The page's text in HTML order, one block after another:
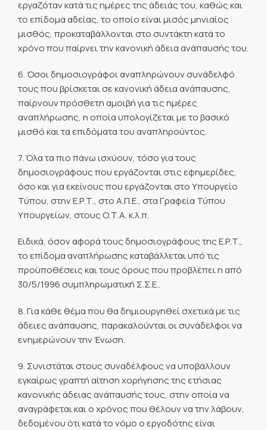
εργαζόταν κατά τις ημέρες της άδειάς του, καθώς και
το επίδομα αδείας, το οποίο είναι μισός μηνιαίος
μισθός, προκαταβάλλονται στο συντάκτη κατά το
χρόνο που παίρνει την κανονική άδεια ανάπαυσής του.
6. Όσοι δημοσιογράφοι αναπληρώνουν συνάδελφό
τους που βρίσκεται σε κανονική άδεια ανάπαυσης,
παίρνουν πρόσθετη αμοιβή για τις ημέρες
αναπλήρωσης, η οποία υπολογίζεται με το βασικό
μισθό και τα επιδόματα του αναπληρούντος.
7. Όλα τα πιο πάνω ισχύουν, τόσο για τους
δημοσιογράφους που εργάζονται στις εφημερίδες,
όσο και για εκείνους που εργάζονται στο Υπουργείο
Τύπου, στην Ε.Ρ.Τ., στο Α.Π.Ε., στα Γραφεία Τύπου
Υπουργείων, στους Ο.Τ.Α. κ.λ.π.
Ειδικά, όσον αφορά τους δημοσιογράφους της Ε.Ρ.Τ.,
το επίδομα αναπλήρωσης καταβάλλεται υπό τις
προϋποθέσεις και τους όρους που προβλέπει η από
30/5/1996 συμπληρωματική Σ.Σ.Ε..
8. Για κάθε θέμα που θα δημιουργηθεί σχετικά με τις
άδειες ανάπαυσης, παρακαλούνται οι συνάδελφοι να
ενημερώνουν την Ένωση.
9. Συνιστάται στους συναδέλφους να υποβάλλουν
εγκαίρως γραπτή αίτηση χορήγησης της ετήσιας
κανονικής άδειας ανάπαυσής τους, στην οποία να
αναγράφεται και ο χρόνος που θέλουν να την λάβουν,
δεδομένου ότι κατά το νόμο ο εργοδότης είναι